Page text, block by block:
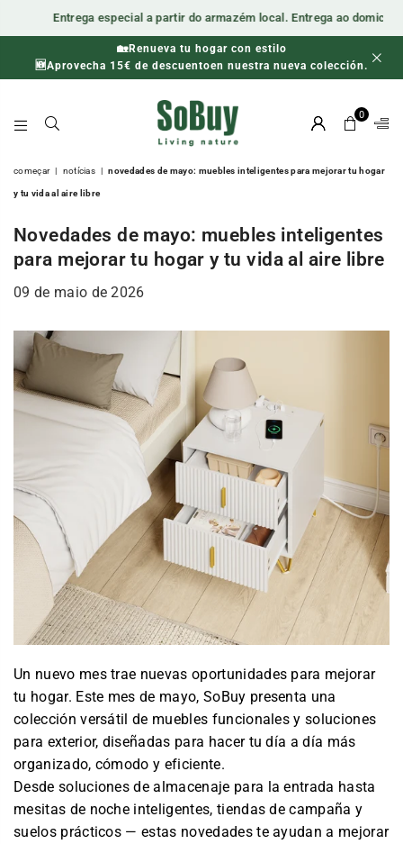
especial a partir do armazém local. Entrega ao domicílio em 48
🕒 Última oportunidade para poupar! Apenas enquanto durarem
os stocks.
🏡Renueva tu hogar con estilo
🆕Aprovecha 15€ de descuentoen nuestra nueva colección.
ES
0
começar | notícias | novedades de mayo: muebles inteligentes para mejorar tu hogar
y tu vida al aire libre
Novedades de mayo: muebles inteligentes
para mejorar tu hogar y tu vida al aire libre
09 de maio de 2026
Un nuevo mes trae nuevas oportunidades para mejorar
tu hogar. Este mes de mayo, SoBuy presenta una
colección versátil de muebles funcionales y soluciones
para exterior, diseñadas para hacer tu día a día más
organizado, cómodo y eficiente.
Desde soluciones de almacenaje para la entrada hasta
mesitas de noche inteligentes, tiendas de campaña y
suelos prácticos — estas novedades te ayudan a mejorar